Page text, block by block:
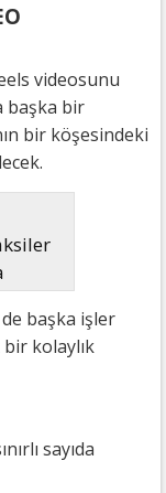
videosunu
başka bir
bir köşesindeki
başka işler
kolaylık
sayıda